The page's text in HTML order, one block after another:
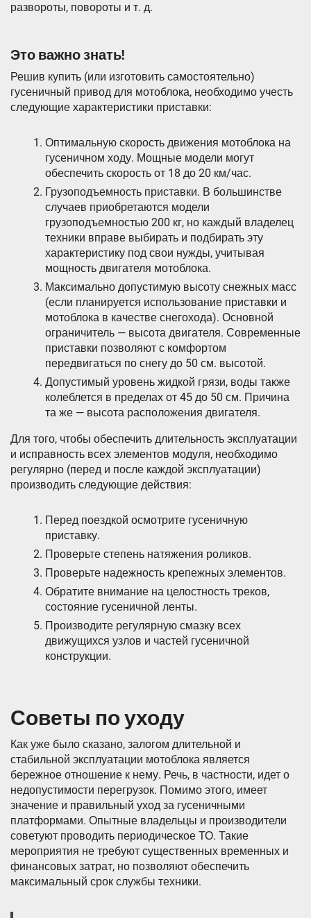
развороты, повороты и т. д.
Это важно знать!
Решив купить (или изготовить самостоятельно)
гусеничный привод для мотоблока, необходимо учесть
следующие характеристики приставки:
Оптимальную скорость движения мотоблока на
гусеничном ходу. Мощные модели могут
обеспечить скорость от 18 до 20 км/час.
Грузоподъемность приставки. В большинстве
случаев приобретаются модели
грузоподъемностью 200 кг, но каждый владелец
техники вправе выбирать и подбирать эту
характеристику под свои нужды, учитывая
мощность двигателя мотоблока.
Максимально допустимую высоту снежных масс
(если планируется использование приставки и
мотоблока в качестве снегохода). Основной
ограничитель — высота двигателя. Современные
приставки позволяют с комфортом
передвигаться по снегу до 50 см. высотой.
Допустимый уровень жидкой грязи, воды также
колеблется в пределах от 45 до 50 см. Причина
та же — высота расположения двигателя.
Для того, чтобы обеспечить длительность эксплуатации
и исправность всех элементов модуля, необходимо
регулярно (перед и после каждой эксплуатации)
производить следующие действия:
Перед поездкой осмотрите гусеничную
приставку.
Проверьте степень натяжения роликов.
Проверьте надежность крепежных элементов.
Обратите внимание на целостность треков,
состояние гусеничной ленты.
Производите регулярную смазку всех
движущихся узлов и частей гусеничной
конструкции.
Советы по уходу
Как уже было сказано, залогом длительной и
стабильной эксплуатации мотоблока является
бережное отношение к нему. Речь, в частности, идет о
недопустимости перегрузок. Помимо этого, имеет
значение и правильный уход за гусеничными
платформами. Опытные владельцы и производители
советуют проводить периодическое ТО. Такие
мероприятия не требуют существенных временных и
финансовых затрат, но позволяют обеспечить
максимальный срок службы техники.